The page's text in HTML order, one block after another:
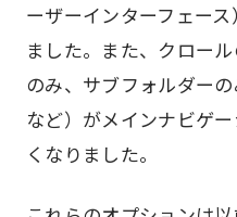
ーザーインターフェー
ました。また、クロー
のみ、サブフォルダー
など）がメインナビゲ
くなりました。